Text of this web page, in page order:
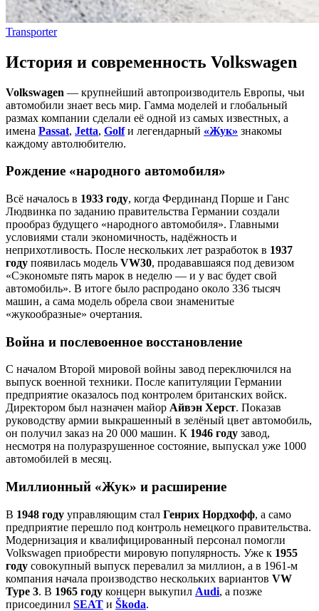
Transporter
История и современность Volkswagen
Volkswagen — крупнейший автопроизводитель Европы, чьи
автомобили знает весь мир. Гамма моделей и глобальный
размах компании сделали её одной из самых известных, а
имена Passat, Jetta, Golfи легендарный «Жук» знакомы
каждому автолюбителю.
Рождение «народного автомобиля»
Всё началось в 1933 году, когда Фердинанд Порше и Ганс
Людвинка по заданию правительства Германии создали
прообраз будущего «народного автомобиля». Главными
условиями стали экономичность, надёжность и
неприхотливость. После нескольких лет разработок в 1937
году появилась модель VW30, продававшаяся под девизом
«Сэкономьте пять марок в неделю — и у вас будет свой
автомобиль». В итоге было распродано около 336 тысяч
машин, а сама модель обрела свои знаменитые
«жукообразные» очертания.
Война и послевоенное восстановление
С началом Второй мировой войны завод переключился на
выпуск военной техники. После капитуляции Германии
предприятие оказалось под контролем британских войск.
Директором был назначен майор Айвэн Херст. Показав
руководству армии выкрашенный в зелёный цвет автомобиль,
он получил заказ на 20 000 машин. К 1946 году завод,
несмотря на полуразрушенное состояние, выпускал уже 1000
автомобилей в месяц.
Миллионный «Жук» и расширение
В 1948 году управляющим стал Генрих Нордхофф, а само
предприятие перешло под контроль немецкого правительства.
Модернизация и квалифицированный персонал помогли
Volkswagen приобрести мировую популярность. Уже к 1955
году совокупный выпуск перевалил за миллион, а в 1961‑м
компания начала производство нескольких вариантов VW
Type 3. В 1965 году концерн выкупил Audi, а позже
присоединил SEAT и Škoda.